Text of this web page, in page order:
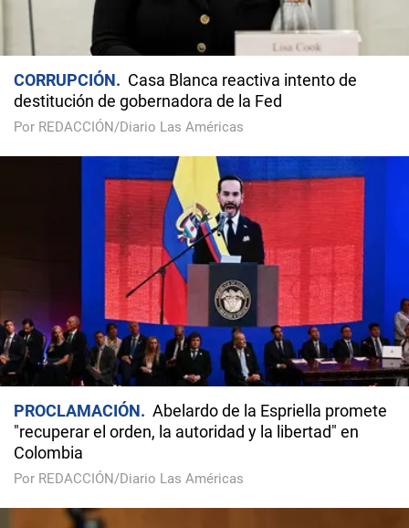
CORRUPCIÓN
Casa Blanca reactiva intento de
destitución de gobernadora de la Fed
Por REDACCIÓN/Diario Las Américas
PROCLAMACIÓN
Abelardo de la Espriella promete
"recuperar el orden, la autoridad y la libertad" en
Colombia
Por REDACCIÓN/Diario Las Américas